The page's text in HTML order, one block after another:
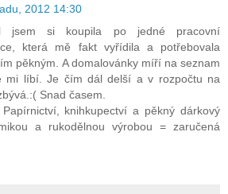
2012 14:30
jsem si koupila po jedné pracovní
která mě fakt vyřídila a potřebovala
pěkným. A domalovánky míří na seznam
mi líbí. Je čím dál delší a v rozpočtu na
Snad časem.
knihkupectví a pěkný dárkový
a rukodělnou výrobou = zaručená